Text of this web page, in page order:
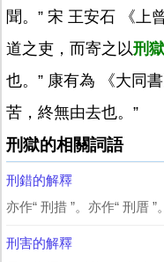
聞。” 宋 王安石 《上
道之吏，而寄之以刑獄
也。” 康有為 《大同
苦，終無由去也。”
刑獄的相關詞語
刑錯的解釋
刑害的解釋